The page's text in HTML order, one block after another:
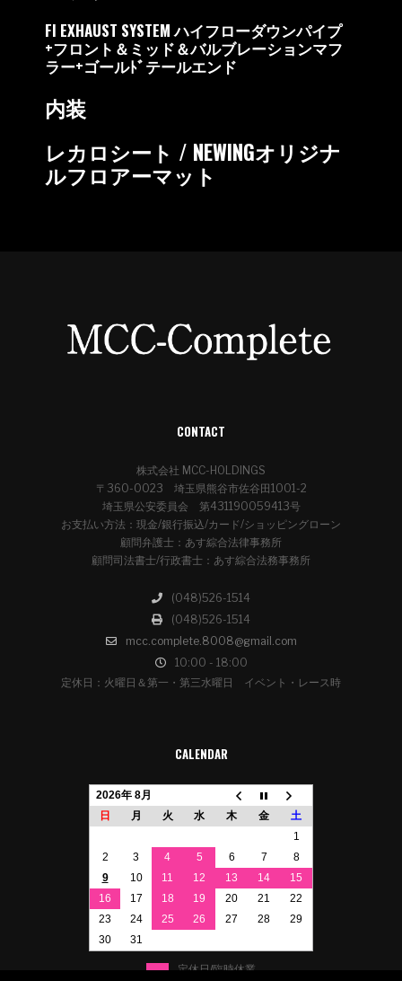
FI EXHAUST SYSTEM ハイフローダウンパイプ
+フロント＆ミッド＆バルブレーションマフ
ラー+ゴールﾄﾞテールエンド
内装
レカロシート / NEWINGオリジナ
ルフロアーマット
CONTACT
株式会社 MCC-HOLDINGS
〒360-0023 埼玉県熊谷市佐谷田1001-2
埼玉県公安委員会 第431190059413号
お支払い方法：現金/銀行振込/カード/ショッピングローン
顧問弁護士：あす綜合法律事務所
顧問司法書士/行政書士：あす綜合法務事務所
(048)526-1514
(048)526-1514
mcc.complete.8008@gmail.com
10:00 - 18:00
定休日：火曜日＆第一・第三水曜日 イベント・レース時
CALENDAR
2026年 8月
日
月 火 水 木 金
土
1
2
3 4 5 6 7
8
9
10 11 12 13 14
15
16
17 18 19 20 21
22
23
24 25 26 27 28
29
30
31
定休日/臨時休業